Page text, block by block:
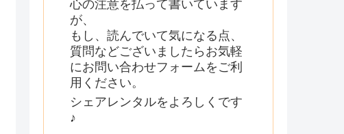
心の注意を払って書いています
が、
もし、読んでいて気になる点、
質問などございましたらお気軽
にお問い合わせフォームをご利
用ください。
シェアレンタルをよろしくです
♪